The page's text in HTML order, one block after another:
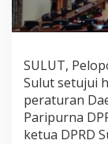
SULUT,
Sulut setujui
peraturan
Paripurna
ketua DPRD